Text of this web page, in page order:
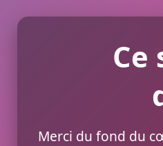
Ce
Merci du fond du